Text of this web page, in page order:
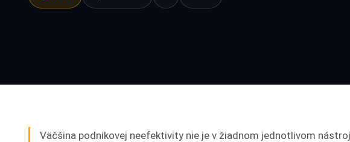
Väčšina podnikovej neefektivity nie je v žiadnom jednotlivom